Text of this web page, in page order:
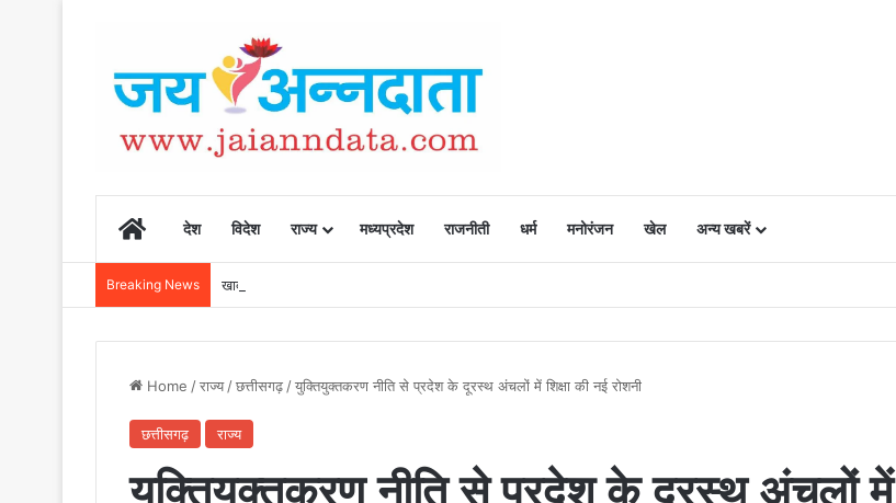
Homeदेश विदेश राज्य मध्यप्रदेश राजनीती धर्म मनोरंजन खेल अन्य खबरें
Breaking News खाद, बीज और उर्वरकों की समय पर उपलब्धता से किसानों में उत्साह, नैनो डीएपी और नैनो यूरिया बने किसानों के भरोसेमंद कृषि साथी…..
Home /राज्य/छत्तीसगढ़/युक्तियुक्तकरण नीति से प्रदेश के दूरस्थ अंचलों में शिक्षा की नई रोशनी
छत्तीसगढ़ राज्य
युक्तियुक्तकरण नीति से प्रदेश के दूरस्थ अंचलों में